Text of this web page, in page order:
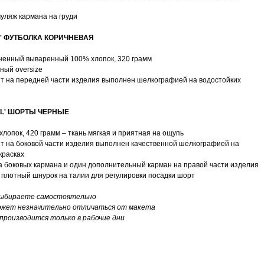
кармана на груди
ФУТБОЛКА КОРИЧНЕВАЯ
вываренный 100% хлопок, 320 грамм
oversize
на передней части изделия выполнен шелкографией на водостойких
ШОРТЫ ЧЕРНЫЕ
420 грамм – ткань мягкая и приятная на ощупь
на боковой части изделия выполнен качественной шелкографией на
боковых кармана и один дополнительный карман на правой части изделия
плотный шнурок на талии для регулировки посадки шорт
самостоятельно
незначительно отличаться от макета
только в рабочие дни